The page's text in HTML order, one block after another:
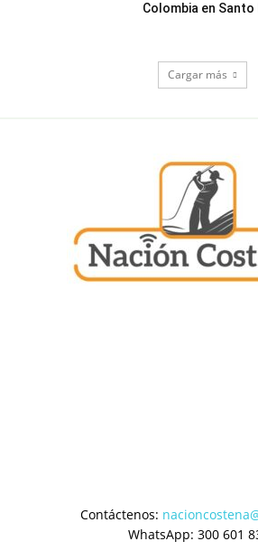
Colombia en Santo
Cargar más
Contáctenos:
WhatsApp: 300 601